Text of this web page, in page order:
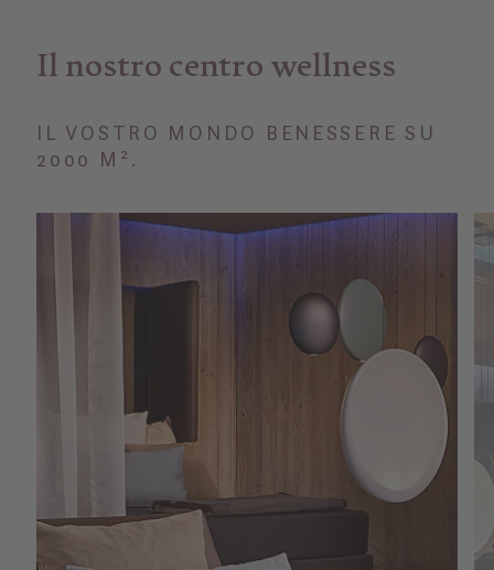
Il nostro centro wellness
IL VOSTRO MONDO BENESSERE SU
2000 M².